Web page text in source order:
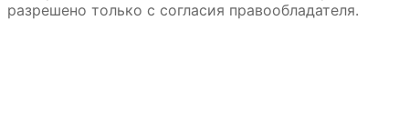
разрешено только с согласия правообладателя.